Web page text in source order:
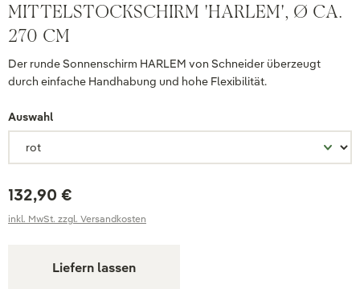
MITTELSTOCKSCHIRM 'HARLEM', Ø CA.
270 CM
Der runde Sonnenschirm HARLEM von Schneider überzeugt
durch einfache Handhabung und hohe Flexibilität.
Auswahl
132,90 €
inkl. MwSt. zzgl. Versandkosten
Liefern lassen